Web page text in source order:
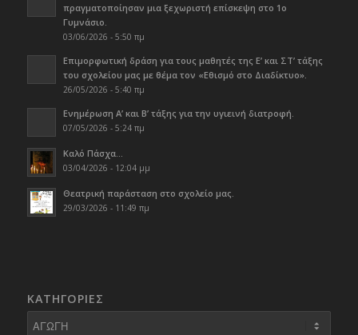
πραγματοποίησαν μια ξεχωριστή επίσκεψη στο 1ο
Γυμνάσιο.
03/06/2026 - 5:50 πμ
Επιμορφωτική δράση για τους μαθητές της Ε’ και ΣΤ’ τάξης
του σχολείου μας με θέμα τον «Εθισμό στο Διαδίκτυο».
26/05/2026 - 5:40 πμ
Ενημέρωση Α’ και Β’ τάξης για την υγιεινή διατροφή.
07/05/2026 - 5:24 πμ
Καλό Πάσχα…
03/04/2026 - 12:04 μμ
Θεατρική παράσταση στο σχολείο μας.
29/03/2026 - 11:49 πμ
KΑΤΗΓΟΡΊΕΣ